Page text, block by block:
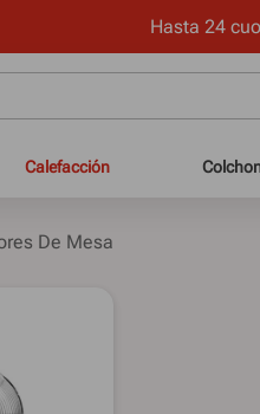
con mínimos requisitos
Calefacción
De Mesa